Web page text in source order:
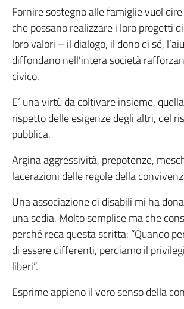
Fornire sostegno alle famiglie vuol
che possano realizzare i loro progetti
loro valori – il dialogo, il dono di sé,
diffondano nell’intera società
civico.
E’ una virtù da coltivare insieme,
rispetto delle esigenze degli altri, del
pubblica.
Argina aggressività, prepotenze,
lacerazioni delle regole della
Una associazione di disabili mi ha
una sedia. Molto semplice ma che
perché reca questa scritta: “Quando
di essere differenti, perdiamo il
liberi”.
Esprime appieno il vero senso della